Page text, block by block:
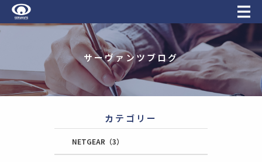
サーヴァンツブログ
カテゴリー
NETGEAR （3）